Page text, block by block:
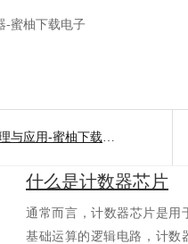
-蜜柚下载电子
ADL5513ACPZ的原理与应用-蜜柚下载电子
什么是计数器芯片
通常而言，计数器芯片是
基础运算的逻辑电路，计